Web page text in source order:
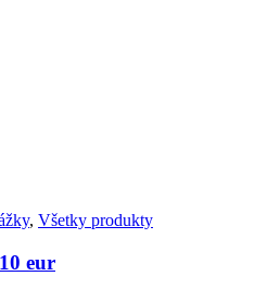
, Všetky produkty
eur